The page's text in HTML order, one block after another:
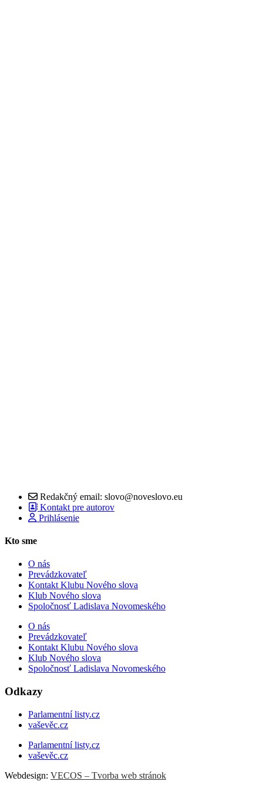
Redakčný email: slovo@noveslovo.eu
Kontakt pre autorov
Prihlásenie
Kto sme
O nás
Prevádzkovateľ
Kontakt Klubu Nového slova
Klub Nového slova
Spoločnosť Ladislava Novomeského
O nás
Prevádzkovateľ
Kontakt Klubu Nového slova
Klub Nového slova
Spoločnosť Ladislava Novomeského
Odkazy
Parlamentní listy.cz
vaševěc.cz
Parlamentní listy.cz
vaševěc.cz
Webdesign: VECOS – Tvorba web stránok